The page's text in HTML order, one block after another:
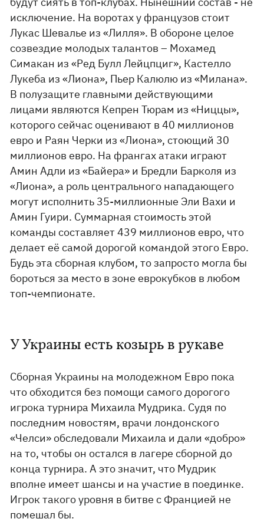
исключение. На воротах у французов стоит
Лукас Шевалье из «Лилля». В обороне целое
созвездие молодых талантов – Мохамед
Симакан из «Ред Булл Лейцпциг», Кастелло
Лукеба из «Лиона», Пьер Калюлю из «Милана».
В полузащите главными действующими
лицами являются Кепрен Тюрам из «Ниццы»,
которого сейчас оценивают в 40 миллионов
евро и Раян Черки из «Лиона», стоющий 30
миллионов евро. На франгах атаки играют
Амин Адли из «Байера» и Бредли Барколя из
«Лиона», а роль центрального нападающего
могут исполнить 35-миллионные Эли Вахи и
Амин Гуири. Суммарная стоимость этой
команды составляет 439 миллионов евро, что
делает её самой дорогой командой этого Евро.
Будь эта сборная клубом, то запросто могла бы
бороться за место в зоне еврокубков в любом
топ-чемпионате.
У Украины есть козырь в рукаве
Сборная Украины на молодежном Евро пока
что обходится без помощи самого дорогого
игрока турнира Михаила Мудрика. Судя по
последним новостям, врачи лондонского
«Челси» обследовали Михаила и дали «добро»
на то, чтобы он остался в лагере сборной до
конца турнира. А это значит, что Мудрик
вполне имеет шансы и на участие в поединке.
Игрок такого уровня в битве с Францией не
помешал бы.